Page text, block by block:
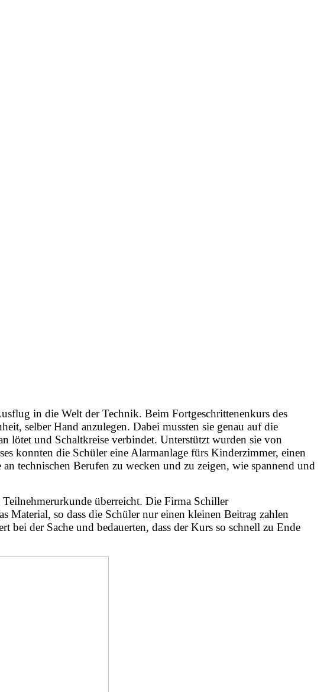
in die Welt der Technik. Beim Fortgeschrittenenkurs des
selber Hand anzulegen. Dabei mussten sie genau auf die
lötet und Schaltkreise verbindet. Unterstützt wurden sie von
konnten die Schüler eine Alarmanlage fürs Kinderzimmer, einen
technischen Berufen zu wecken und zu zeigen, wie spannend und
überreicht. Die Firma Schiller
Material, so dass die Schüler nur einen kleinen Beitrag zahlen
bei der Sache und bedauerten, dass der Kurs so schnell zu Ende